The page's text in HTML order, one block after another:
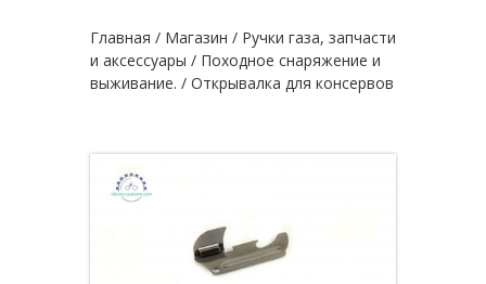
Главная / Магазин / Ручки газа, запчасти
и аксессуары / Походное снаряжение и
выживание. / Открывалка для консервов